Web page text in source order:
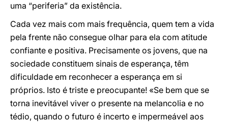
uma “periferia” da existência.
Cada vez mais com mais frequência, quem tem a vida
pela frente não consegue olhar para ela com atitude
confiante e positiva. Precisamente os jovens, que na
sociedade constituem sinais de esperança, têm
dificuldade em reconhecer a esperança em si
próprios. Isto é triste e preocupante! «Se bem que se
torna inevitável viver o presente na melancolia e no
tédio, quando o futuro é incerto e impermeável aos